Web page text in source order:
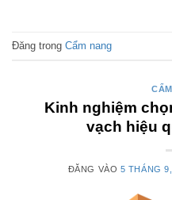
Đăng trong Cẩm nang
Kinh nghiệm
vạch hiệu
ĐĂNG VÀO 5 THÁNG